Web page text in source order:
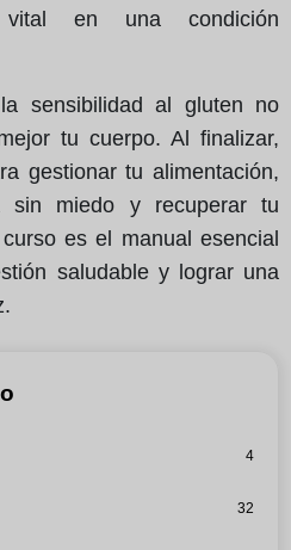
vital en una condición
sensibilidad al gluten no
tu cuerpo. Al finalizar,
gestionar tu alimentación,
sin miedo y recuperar tu
es el manual esencial
saludable y lograr una
4
32